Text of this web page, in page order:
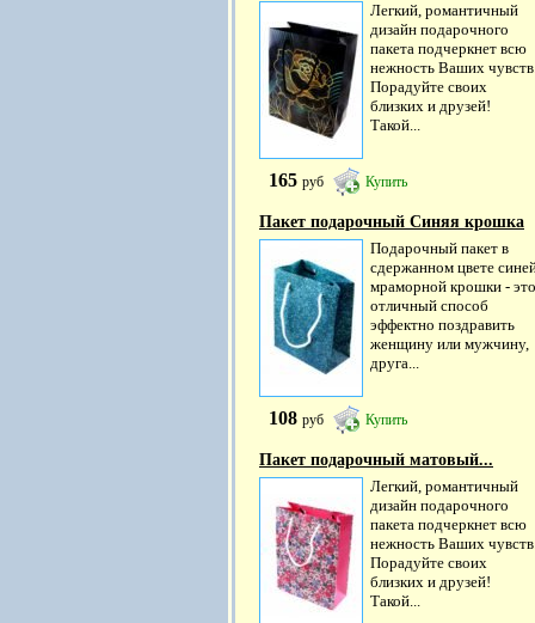
Легкий, романтичный
дизайн подарочного
пакета подчеркнет всю
нежность Ваших
Порадуйте своих
близких и друзей!
Такой...
165 руб Купить
Пакет подарочный Синяя крошка
Подарочный пакет в
сдержанном цвете
мраморной крошки - это
отличный способ
эффектно поздравить
женщину или мужчину,
друга...
108 руб Купить
Пакет подарочный матовый...
Легкий, романтичный
дизайн подарочного
пакета подчеркнет всю
нежность Ваших
Порадуйте своих
близких и друзей!
Такой...